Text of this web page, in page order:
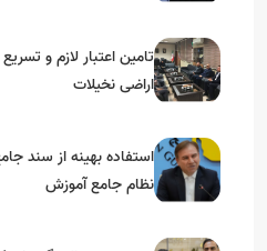
تامین اعتبار لازم و
اراضی نخیلات
استفاده بهینه از سند
نظام جامع آموزش